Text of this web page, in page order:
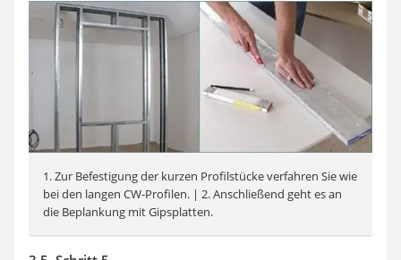
1. Zur Befestigung der kurzen Profilstücke verfahren Sie wie
bei den langen CW-Profilen. | 2. Anschließend geht es an
die Beplankung mit Gipsplatten.